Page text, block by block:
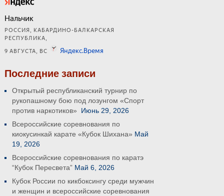
Последние записи
Открытый республиканский турнир по
рукопашному бою под лозунгом «Спорт
против наркотиков»
Июнь 29, 2026
Всероссийские соревнования по
киокусинкай карате «Кубок Шихана» Май
19, 2026
Всероссийские соревнования по каратэ
“Кубок Пересвета” Май 6, 2026
Кубок России по кикбоксингу среди мужчин
и женщин и всероссийские соревнования